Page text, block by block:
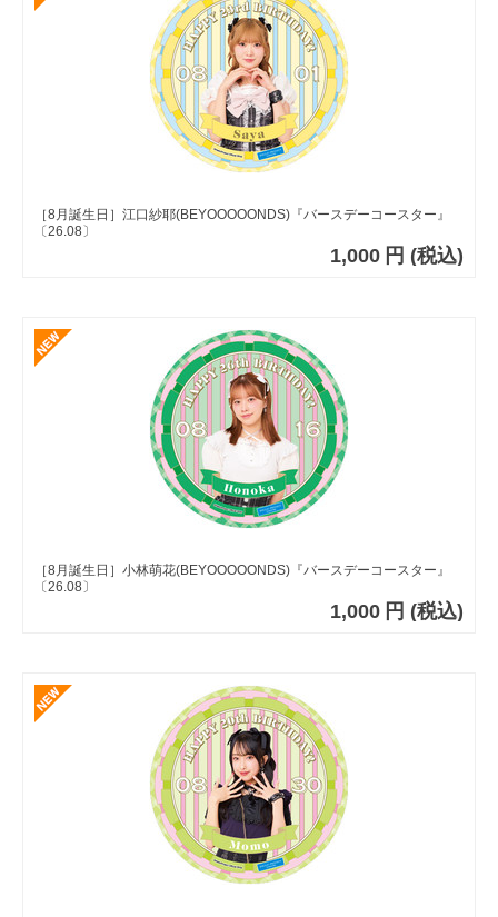
［8月誕生日］江口紗耶(BEYOOOOONDS)『バースデーコースター』
〔26.08〕
1,000 円 (税込)
［8月誕生日］小林萌花(BEYOOOOONDS)『バースデーコースター』
〔26.08〕
1,000 円 (税込)